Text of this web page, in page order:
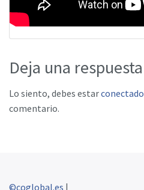
Deja una respuesta
Lo siento, debes estarconectado
comentario.
©coglobal.es |